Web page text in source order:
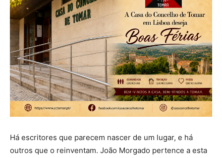
Há escritores que parecem nascer de um lugar, e há
outros que o reinventam. João Morgado pertence a esta